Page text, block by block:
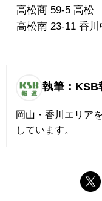
高松商 59-5 高松
高松南 23-11 香川
執筆：KSB
岡山・香川エリア
しています。